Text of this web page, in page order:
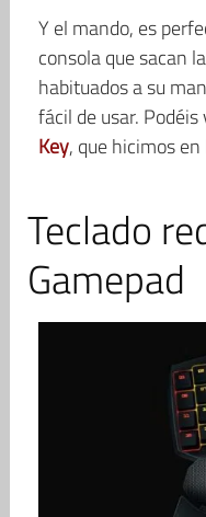
Y el mando, es
consola que sacan
habituados a su
fácil de usar.
Key, que hicimos
Teclado
Gamepad